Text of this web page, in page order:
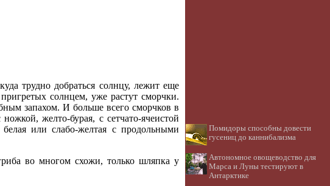
трудно добраться солнцу, лежит еще
солнцем, уже растут сморчки.
запахом. И больше всего сморчков в
желто-бурая, с сетчато-ячеистой
или слабо-желтая с продольными
во многом схожи, только шляпка у
Помидоры способны довести
гусениц до каннибализма
Автономное овощеводство для
Марса и Луны тестируют в
Антарктике